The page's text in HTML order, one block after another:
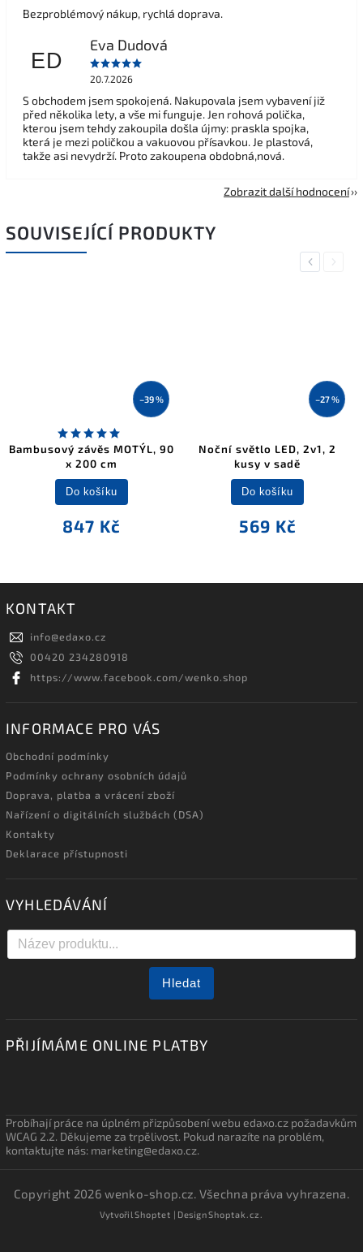
Bezproblémový nákup, rychlá doprava.
ED
Eva Dudová
20.7.2026
S obchodem jsem spokojená. Nakupovala jsem vybavení již
před několika lety, a vše mi funguje. Jen rohová polička,
kterou jsem tehdy zakoupila došla újmy: praskla spojka,
která je mezi poličkou a vakuovou přísavkou. Je plastová,
takže asi nevydrží. Proto zakoupena obdobná,nová.
Zobrazit další hodnocení
SOUVISEJÍCÍ PRODUKTY
Previous
–39 %
Bambusový závěs MOTÝL, 90
x 200 cm
847 Kč
Do košíku
–27 %
Noční světlo LED, 2v1, 2
kusy v sadě
569 Kč
Do košíku
Next
KONTAKT
info@edaxo.cz
00420 234280918
https://www.facebook.com/wenko.shop
INFORMACE PRO VÁS
Obchodní podmínky
Podmínky ochrany osobních údajů
Doprava, platba a vrácení zboží
Nařízení o digitálních službách (DSA)
Kontakty
Deklarace přístupnosti
VYHLEDÁVÁNÍ
Hledat
PŘIJÍMÁME ONLINE PLATBY
Probíhají práce na úplném přizpůsobení webu edaxo.cz požadavkům
WCAG 2.2. Děkujeme za trpělivost. Pokud narazíte na problém,
kontaktujte nás: marketing@edaxo.cz.
Copyright 2026wenko-shop.cz. Všechna práva vyhrazena.
VytvořilShoptet | DesignShoptak.cz.